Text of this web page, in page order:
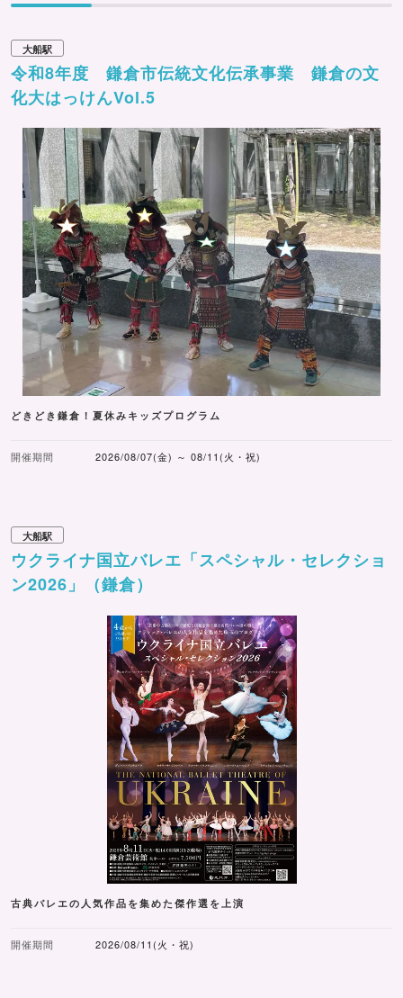
大船駅
令和8年度 鎌倉市伝統文化伝承事業 鎌倉の文
化大はっけんVol.5
どきどき鎌倉！夏休みキッズプログラム
開催期間 2026/08/07(金) ～ 08/11(火・祝)
大船駅
ウクライナ国立バレエ「スペシャル・セレクショ
ン2026」（鎌倉）
古典バレエの人気作品を集めた傑作選を上演
開催期間 2026/08/11(火・祝)